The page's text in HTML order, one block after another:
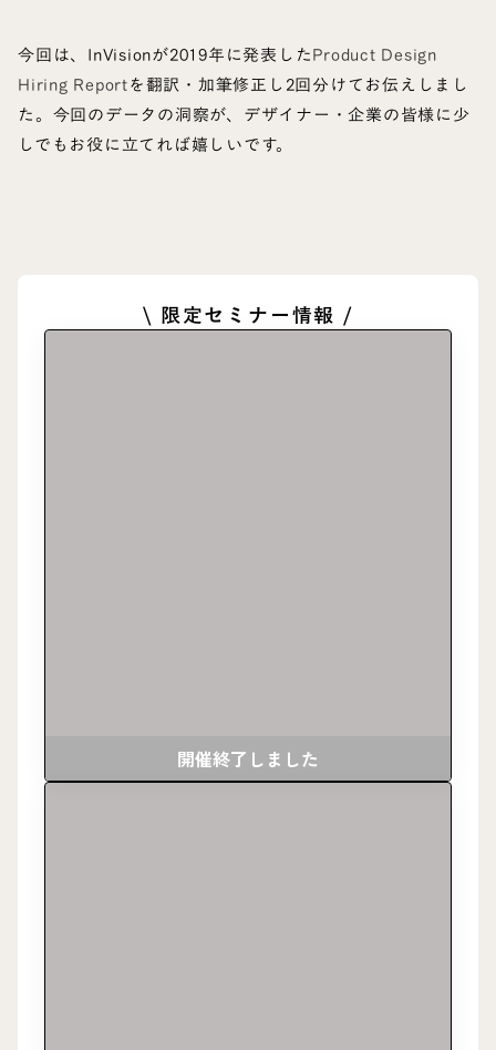
今回は、InVisionが2019年に発表したProduct Design
Hiring Reportを翻訳・加筆修正し2回分けてお伝えしまし
た。今回のデータの洞察が、デザイナー・企業の皆様に少
しでもお役に立てれば嬉しいです。
\ 限定セミナー情報 /
開催終了しました